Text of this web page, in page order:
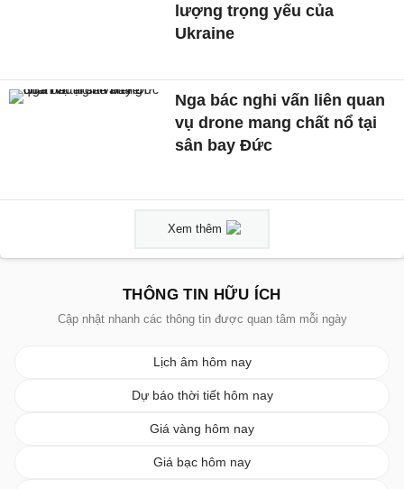
lượng trọng yếu của
Ukraine
Nga bác nghi vấn liên quan
vụ drone mang chất nổ tại
sân bay Đức
Xem thêm
THÔNG TIN HỮU ÍCH
Cập nhật nhanh các thông tin được quan tâm mỗi ngày
Lịch âm hôm nay
Dự báo thời tiết hôm nay
Giá vàng hôm nay
Giá bạc hôm nay